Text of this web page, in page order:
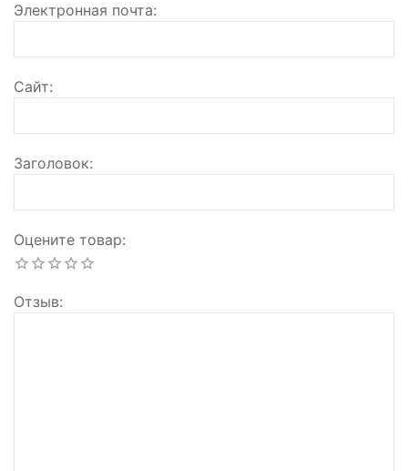
Электронная почта
Сайт
Заголовок
Оцените товар
Отзыв